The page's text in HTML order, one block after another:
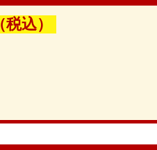
込）